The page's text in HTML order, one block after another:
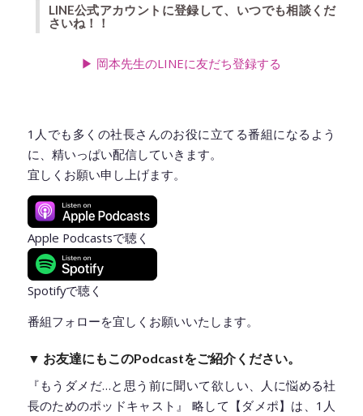
LINE公式アカウントに登録して、いつでも相談くだ
さいね！！
▶︎ 岡本先生のLINEに友だち登録する
1人でも多くの社長さんのお役に立てる番組になるよう
に、精いっぱい配信していきます。
宜しくお願い申し上げます。
Apple Podcastsで聴く
Spotifyで聴く
番組フォローを宜しくお願いいたします。
▼ お友達にもこのPodcastをご紹介ください。
『もうダメだ…と思う前に聞いて欲しい、人に悩める社
長のためのポッドキャスト』 略して【ダメポ】は、1人